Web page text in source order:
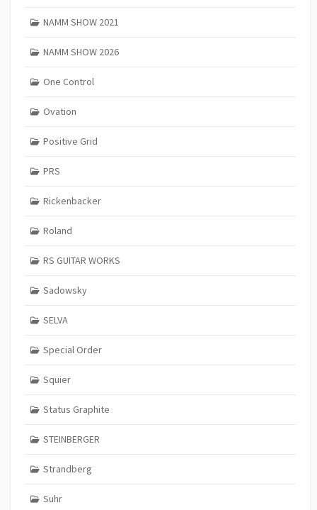
NAMM SHOW 2021
NAMM SHOW 2026
One Control
Ovation
Positive Grid
PRS
Rickenbacker
Roland
RS GUITAR WORKS
Sadowsky
SELVA
Special Order
Squier
Status Graphite
STEINBERGER
Strandberg
Suhr